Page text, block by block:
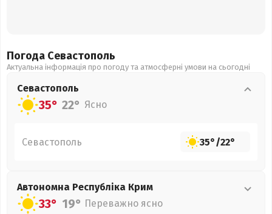
Погода Севастополь
Актуальна інформація про погоду та атмосферні умови на сьогодні
Севастополь
35° 22° Ясно
Севастополь 35°/22°
Автономна Республіка Крим
33° 19° Переважно ясно